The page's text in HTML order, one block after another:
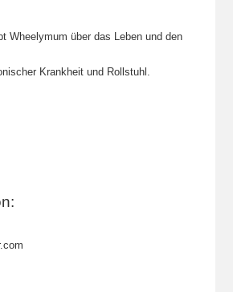
Wheelymum über das Leben und den
Krankheit und Rollstuhl.